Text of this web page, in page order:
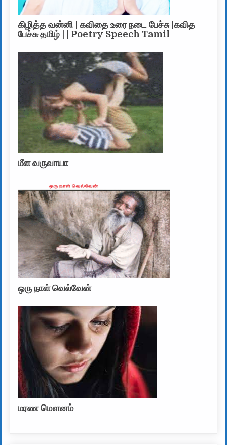
கிழித்த வன்னி | கவிதை உரை நடை பேச்சு |கவித
பேச்சு தமிழ் | | Poetry Speech Tamil
மீள வருவாயா
ஒரு நாள் வெல்வேன்
மரண மௌனம்